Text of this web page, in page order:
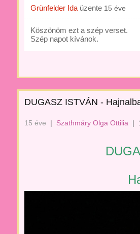
Grünfelder Ida üzente 15 éve
Köszönöm ezt a szép verset.
Szép napot kívánok.
DUGASZ ISTVÁN -
15 éve | Szathmáry Olga Ottilia |